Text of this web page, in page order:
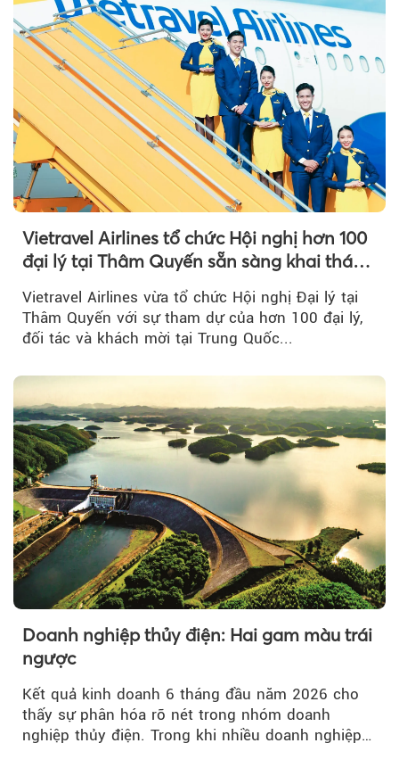
Vietravel Airlines tổ chức Hội nghị hơn 100
đại lý tại Thâm Quyến sẵn sàng khai thác
đường bay thẳng TP.HCM - Thâm Quyến
Vietravel Airlines vừa tổ chức Hội nghị Đại lý tại
Thâm Quyến với sự tham dự của hơn 100 đại lý,
đối tác và khách mời tại Trung Quốc...
Doanh nghiệp thủy điện: Hai gam màu trái
ngược
Kết quả kinh doanh 6 tháng đầu năm 2026 cho
thấy sự phân hóa rõ nét trong nhóm doanh
nghiệp thủy điện. Trong khi nhiều doanh nghiệp